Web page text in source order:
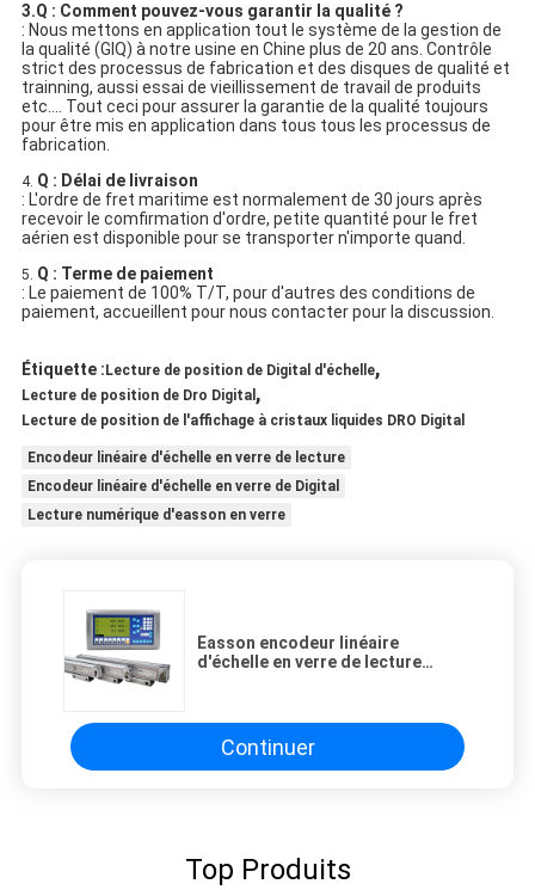
3.Q : Comment pouvez-vous garantir la qualité ?
: Nous mettons en application tout le système de la gestion de
la qualité (GIQ) à notre usine en Chine plus de 20 ans. Contrôle
strict des processus de fabrication et des disques de qualité et
trainning, aussi essai de vieillissement de travail de produits
etc…. Tout ceci pour assurer la garantie de la qualité toujours
pour être mis en application dans tous tous les processus de
fabrication.
4. Q : Délai de livraison
: L'ordre de fret maritime est normalement de 30 jours après
recevoir le comfirmation d'ordre, petite quantité pour le fret
aérien est disponible pour se transporter n'importe quand.
5. Q : Terme de paiement
: Le paiement de 100% T/T, pour d'autres des conditions de
paiement, accueillent pour nous contacter pour la discussion.
Étiquette : Lecture de position de Digital d'échelle,
Lecture de position de Dro Digital ,
Lecture de position de l'affichage à cristaux liquides DRO Digital
Encodeur linéaire d'échelle en verre de lecture
Encodeur linéaire d'échelle en verre de Digital
Lecture numérique d'easson en verre
Easson encodeur linéaire
d'échelle en verre de lecture
Continuer
Top Produits